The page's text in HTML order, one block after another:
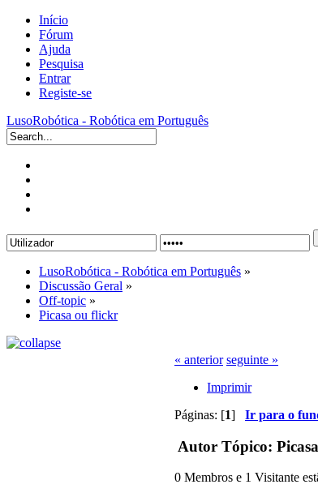
Início
Fórum
Ajuda
Pesquisa
Entrar
Registe-se
LusoRobótica - Robótica em Português
LusoRobótica - Robótica em Português »
Discussão Geral »
Off-topic »
Picasa ou flickr
« anterior seguinte »
Imprimir
Páginas: [1] Ir para o
Autor Tópico:
0 Membros e 1 Visitante